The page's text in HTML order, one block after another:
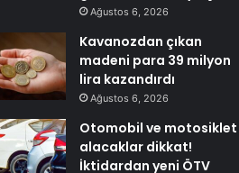
Ağustos 6, 2026
Kavanozdan çıkan
madeni para 39 milyon
lira kazandırdı
Ağustos 6, 2026
Otomobil ve motosiklet
alacaklar dikkat!
İktidardan yeni ÖTV